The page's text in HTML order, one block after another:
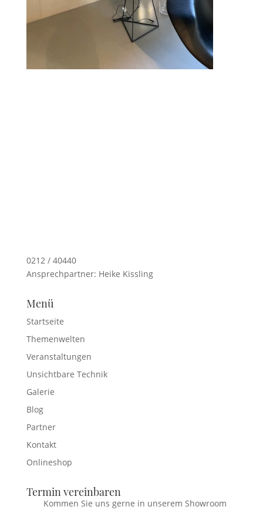
0212 / 40440
Ansprechpartner: Heike Kissling
Menü
Startseite
Themenwelten
Veranstaltungen
Unsichtbare Technik
Galerie
Blog
Partner
Kontakt
Onlineshop
Termin vereinbaren
Kommen Sie uns gerne in unserem Showroom